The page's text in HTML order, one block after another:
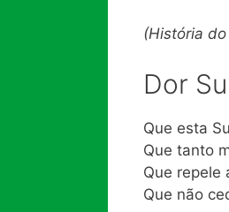
(História
Dor
Que esta
Que tanto
Que repele
Que não